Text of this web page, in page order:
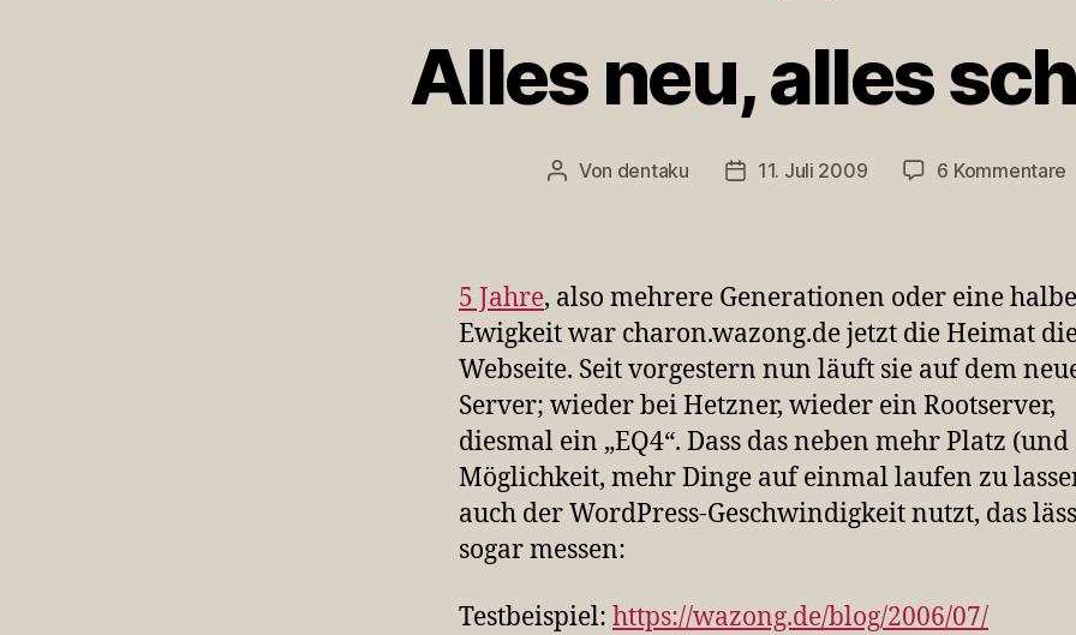
Alles neu, alles
Beitragsautor
Von dentaku Veröffentlichungsdatum
11. Juli 2009 6 Kommentare
5 Jahre, also mehrere Generationen oder eine halbe
Ewigkeit war charon.wazong.de jetzt die Heimat
Webseite. Seit vorgestern nun läuft sie auf dem
Server; wieder bei Hetzner, wieder ein Rootserver,
diesmal ein „EQ4“. Dass das neben mehr Platz
Möglichkeit, mehr Dinge auf einmal laufen zu
auch der WordPress-Geschwindigkeit nutzt, das
sogar messen:
Testbeispiel: https://wazong.de/blog/2006/07/